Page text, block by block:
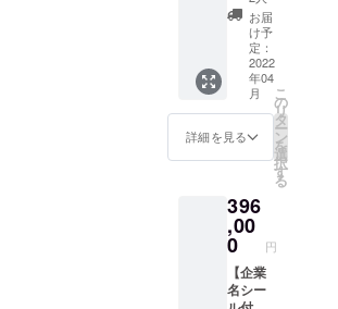
ボー
ル）ホ
ワイト
シート
仕上げ
・収納
時：
455×38
mm（2.
・組立
時：
340×41
5×405
mm（1.
5Kg）
ト】 軽
くて丈
夫なダ
ンボー
ルベッ
ドを1台
と室内
テン
ト、お
礼の
セージ
をお届
けしま
す。 ■
規格■
ダン
お届
け予
定：
2022
年04
月
詳細を見る
こ
の
リ
タ
ー
ン
を
選
択
す
る
396
,00
0 円
【企業
名シー